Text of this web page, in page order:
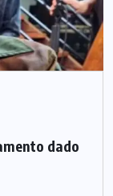
dado